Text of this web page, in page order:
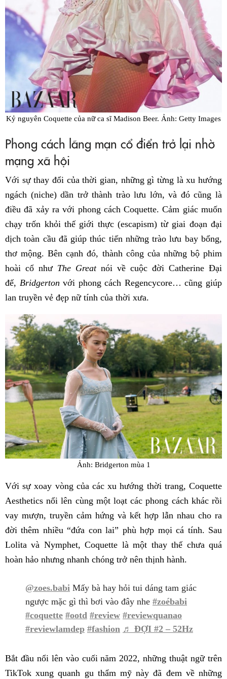
Kỷ nguyên Coquette của nữ ca sĩ Madison Beer. Ảnh: Getty Images
Phong cách lãng mạn cổ điển trở lại nhờ
mạng xã hội
Với sự thay đổi của thời gian, những gì từng là xu hướng
ngách (niche) dần trở thành trào lưu lớn, và đó cũng là
điều đã xảy ra với phong cách Coquette. Cảm giác muốn
chạy trốn khỏi thế giới thực (escapism) từ giai đoạn đại
dịch toàn cầu đã giúp thúc tiến những trào lưu bay bổng,
thơ mộng. Bên cạnh đó, thành công của những bộ phim
hoài cổ như The Great nói về cuộc đời Catherine Đại
đế, Bridgertonvới phong cách Regencycore… cũng giúp
lan truyền vẻ đẹp nữ tính của thời xưa.
Ảnh: Bridgerton mùa 1
Với sự xoay vòng của các xu hướng thời trang, Coquette
Aesthetics nổi lên cùng một loạt các phong cách khác rồi
vay mượn, truyền cảm hứng và kết hợp lẫn nhau cho ra
đời thêm nhiều “đứa con lai” phù hợp mọi cá tính. Sau
Lolita và Nymphet, Coquette là một thay thế chưa quá
hoàn hảo nhưng nhanh chóng trở nên thịnh hành.
@zoes.babi Mấy bà hay hỏi tui dáng tam giác
ngược mặc gì thì bơi vào đây nhe #zoébabi
#coquette #ootd #review #reviewquanao
#reviewlamdep #fashion ♬ ĐỢI #2 – 52Hz
Bắt đầu nổi lên vào cuối năm 2022, những thuật ngữ trên
TikTok xung quanh gu thẩm mỹ này đã đem về những